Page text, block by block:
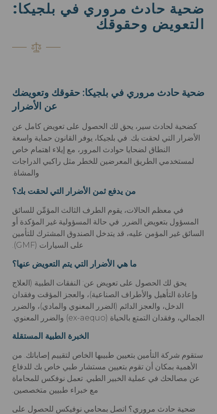
ضحية حادث مروري في بلجيكا:
التعويض وحقوقك
ضحية حادث مروري في بلجيكا: حقوقك وتعويضك
عن الأضرار
كضحية لحادث سير، يحق لك الحصول على تعويض كامل عن
الأضرار التي لحقت بك. في بلجيكا، يوفر القانون حماية واسعة
النطاق لضحايا حوادث المرور، مع إيلاء اهتمام خاص
لمستخدمي الطريق المعرضين للخطر مثل راكبي الدراجات
والمشاة.
من يدفع ثمن الأضرار التي لحقت بك؟
في معظم الحالات، يقوم الطرف الثالث المؤمِّن للسائق
المسؤول بتعويض الضرر. في حالة المسؤولية غير المؤكدة أو
السائق غير المؤمن عليه، قد يتدخل الصندوق المشترك للتأمين
على السيارات (GMF).
ما هي الأضرار التي يتم التعويض عنها؟
يحق لك الحصول على تعويض عن: النفقات الطبية (العلاج
وإعادة التأهيل والأطراف الصناعية)، والعجز المؤقت وفقدان
الدخل، والعجز الدائم (الضرر المعنوي والمادي)، والضرر
الجمالي، وفقدان التمتع بالحياة (ex-aequo) والضرر المعنوي.
الخبرة الطبية المستقلة
ستقوم شركة التأمين بتعيين طبيبها الخاص لتقييم إصاباتك. من
الأهمية بمكان أن تقوم بتعيين مستشار طبي خاص بك للدفاع
عن مصالحك في عملية الخبير الطبي. تعمل نوفكس للمحاماة
مع خبراء طبيين متخصصين.
ضحية حادث مروري؟ اتصل بمحامي نوفيكس للحصول على